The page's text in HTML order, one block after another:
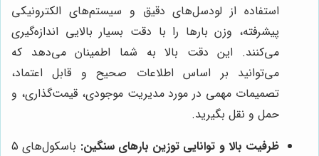
استفاده از لودسل‌های دقیق و سیستم‌های الکترونیکی
پیشرفته، وزن بارها را با دقت بسیار بالایی اندازه‌گیری
می‌کنند. این دقت بالا به شما اطمینان می‌دهد که
می‌توانید بر اساس اطلاعات صحیح و قابل اعتماد،
تصمیمات مهمی در مورد مدیریت موجودی، قیمت‌گذاری، و
حمل و نقل بگیرید.
ظرفیت بالا و توانایی توزین بارهای سنگین:
باسکول‌های 5